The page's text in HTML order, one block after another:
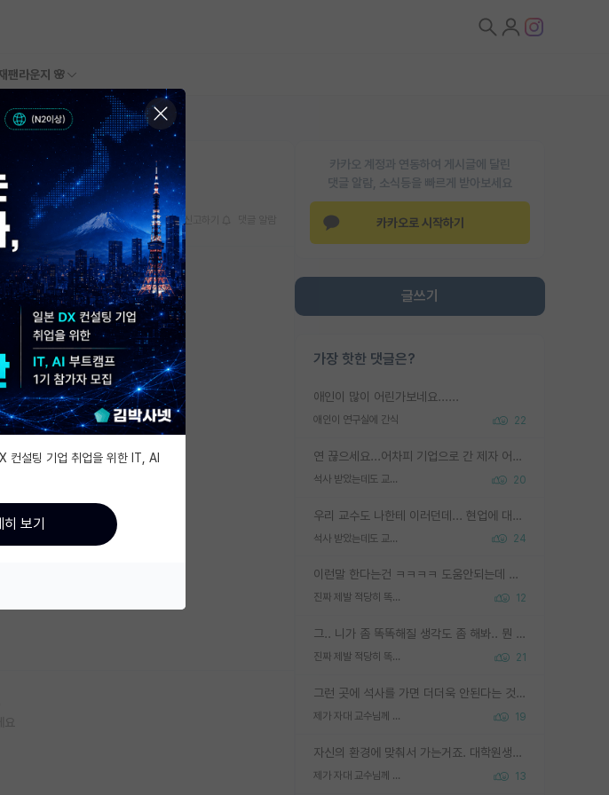
팬라운지 🌸
카카오 계정과 연동하여 게시글에 달린
댓글 알람, 소식등을 빠르게 받아보세요
카카오로 시작하기
글쓰기
가장 핫한 댓글은?
애인이 많이 어린가보네요......
애인이 연구실에 간식 22
연 끊으세요...어차피 기업으로 간 제자 어떻게 못합니다. 기업에서는 교수들 사기꾼으로 보는 시선도 강하고, 앞에서나 교수님하고 떠받들어주지 많이 무시합니다. 영향력도 0에 수렴합니다. 그리고 생각해보십시오. 석사로 기업간 제자가 무슨 힘이 있다고 과제를 달라고 합니까? 말만 교수지 무능력자라고 생각합니다. 세금이 아깝습니다.
석사 받았는데도 교수랑 연락한다. 20
우리 교수도 나한테 이러던데... 현업에 대해 이해가 전혀 없고, 자기 말이면 다 되는 줄 알고. 학위동안 지도는 커녕 잡일만 시켜놓고 이제와서 주기적으로 연락 없으면 싸가지 없는 제자가 되버림.
석사 받았는데도 교수랑 연락한다. 24
이런말 한다는건 ㅋㅋㅋㅋ 도움안되는데 도움되는 척하는 멍청한 선배들이 우리 나가면 너 어떡하냐 ㅇㅈㄹ 하고 나가면 후배들이 이런말 하더라 ㅎㅎㅎ
진짜 제발 적당히 똑똑한 박사과정이라도 위에 있었으면.. 12
그.. 니가 좀 똑똑해질 생각도 좀 해봐.. 뭔 연구를 선배랑 계속 같이할 생각을하냐 박사과정이
진짜 제발 적당히 똑똑한 박사과정이라도 위에 있었으면.. 21
그런 곳에 석사를 가면 더더욱 안된다는 것을 깨달으시면 된겁니다!
제가 자대 교수님께 무례하게 행동한 걸까요? 19
자신의 환경에 맞춰서 가는거죠. 대학원생분이 질투하셔서 그러시는건 아닐지..
제가 자대 교수님께 무례하게 행동한 걸까요? 13
스크랩 신고하기
컨설팅 기업 취업을 위한 IT, AI
히 보기